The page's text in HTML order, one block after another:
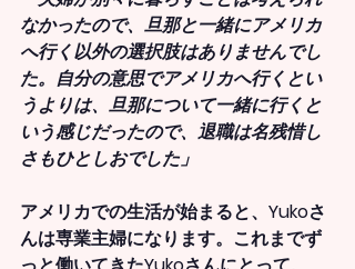
なかったので、旦那と一緒にアメリカ
へ行く以外の選択肢はありませんでし
た。自分の意思でアメリカへ行くとい
うよりは、旦那について一緒に行くと
いう感じだったので、退職は名残惜し
さもひとしおでした」
アメリカでの生活が始まると、Yukoさ
んは専業主婦になります。これまでず